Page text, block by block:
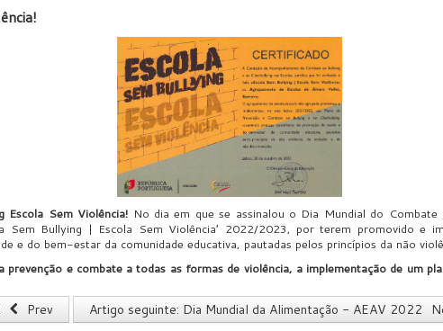
Escola Sem Violência! No dia em que se assinalou o Dia Mundial do
Sem Bullying | Escola Sem Violência’ 2022/2023, por terem promovido e
e do bem-estar da comunidade educativa, pautadas pelos princípios da não
prevenção e combate a todas as formas de violência, a implementação de um
Prev Artigo seguinte: Dia Mundial da Alimentação - AEAV 2022